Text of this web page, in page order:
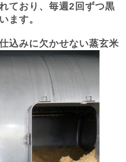
ており、毎週2 回ずつ黒
ます。
込みに欠かせない蒸玄米